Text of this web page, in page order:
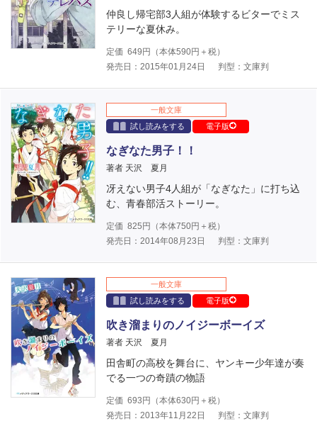
仲良し帰宅部3人組が体験するビターでミス
テリーな夏休み。
定価 649 円（本体590円＋税）
発売日：2015年01月24日
判型：文庫判
一般文庫
試し読みをする
電子版
なぎなた男子！！
著者 天沢 夏月
冴えない男子4人組が「なぎなた」に打ち込
む、青春部活ストーリー。
定価 825 円（本体750円＋税）
発売日：2014年08月23日
判型：文庫判
一般文庫
試し読みをする
電子版
吹き溜まりのノイジーボーイズ
著者 天沢 夏月
田舎町の高校を舞台に、ヤンキー少年達が奏
でる一つの奇蹟の物語
定価 693 円（本体630円＋税）
発売日：2013年11月22日
判型：文庫判